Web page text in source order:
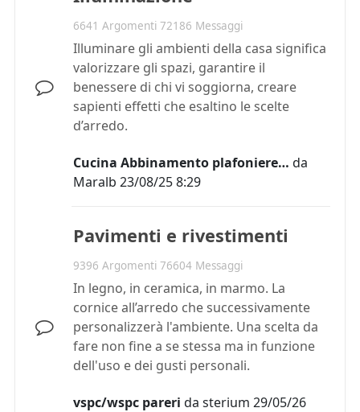
6641 Argomenti 72186 Messaggi
Illuminare gli ambienti della casa significa
valorizzare gli spazi, garantire il
benessere di chi vi soggiorna, creare
sapienti effetti che esaltino le scelte
d’arredo.
Cucina Abbinamento plafoniere… da
Maralb 23/08/25 8:29
Pavimenti e rivestimenti
9396 Argomenti 76604 Messaggi
In legno, in ceramica, in marmo. La
cornice all’arredo che successivamente
personalizzerà l'ambiente. Una scelta da
fare non fine a se stessa ma in funzione
dell'uso e dei gusti personali.
vspc/wspc pareri da sterium 29/05/26